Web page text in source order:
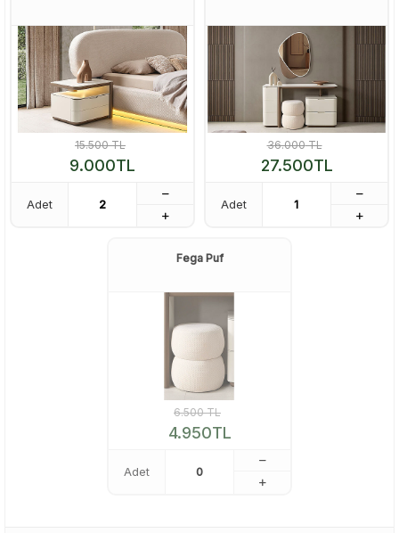
15.500TL
9.000TL
Adet
36.000TL
27.500TL
Adet
Fega Puf
6.500TL
4.950TL
Adet